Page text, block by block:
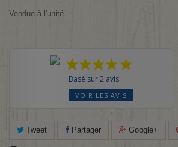
Vendue à l'unité.
Basé sur 2 avis
VOIR LES AVIS
Tweet Partager Google+